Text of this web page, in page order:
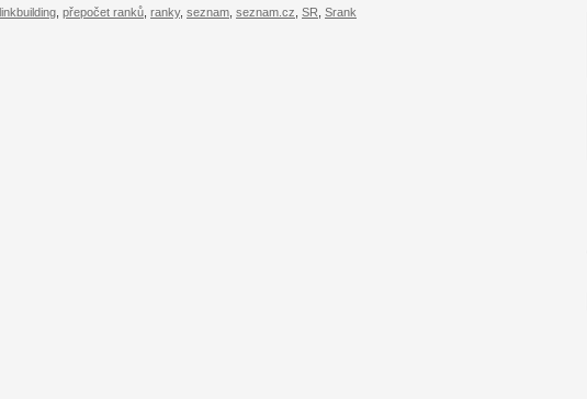
linkbuilding, přepočet ranků, ranky, seznam, seznam.cz, SR, Srank